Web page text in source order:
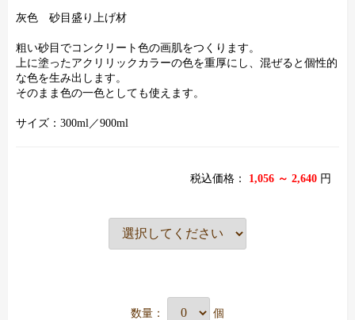
灰色 砂目盛り上げ材
粗い砂目でコンクリート色の画肌をつくります。
上に塗ったアクリリックカラーの色を重厚にし、混ぜると個性的
な色を生み出します。
そのまま色の一色としても使えます。
サイズ：300ml／900ml
税込価格： 1,056 ～ 2,640 円
数量： 個